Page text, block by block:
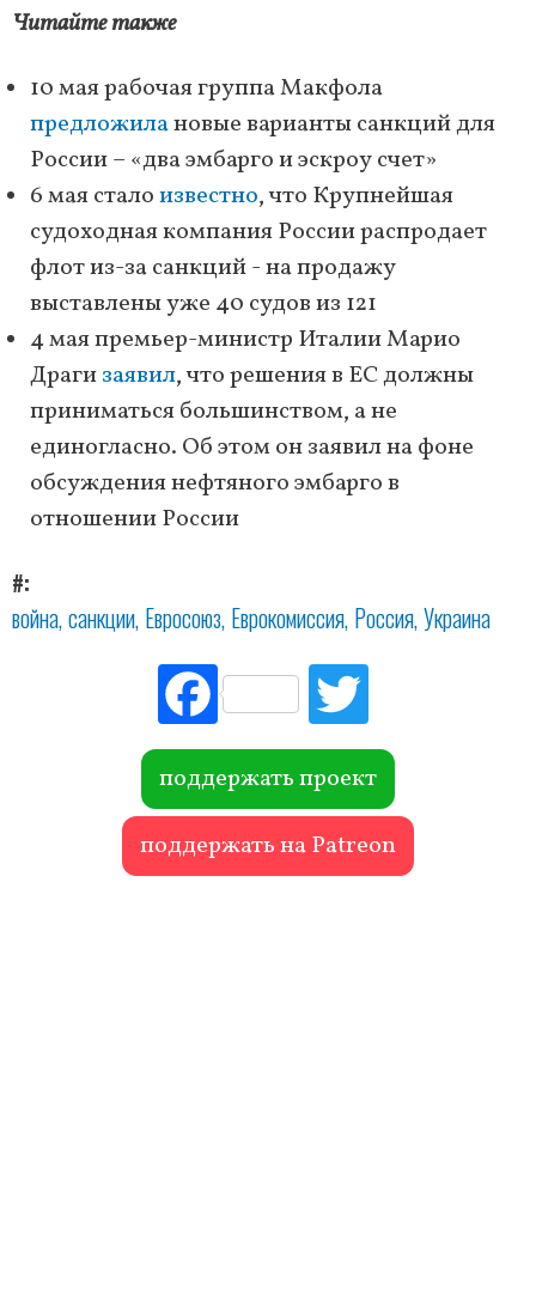
Читайте также
10 мая рабочая группа Макфола
предложилановые варианты санкций для
России – «два эмбарго и эскроу счет»
6 мая сталоизвестно, что Крупнейшая
судоходная компания России распродает
флот из-за санкций - на продажу
выставлены уже 40 судов из 121
4 мая премьер-министр Италии Марио
Драгизаявил, что решения в ЕС должны
приниматься большинством, а не
единогласно. Об этом он заявил на фоне
обсуждения нефтяного эмбарго в
отношении России
#
война санкции Евросоюз Еврокомиссия Россия Украина
Fac
ebo
ok r
поддержать проект
поддержать на Patreon